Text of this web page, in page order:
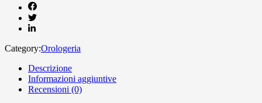
Category:Orologeria
Descrizione
Informazioni aggiuntive
Recensioni (0)